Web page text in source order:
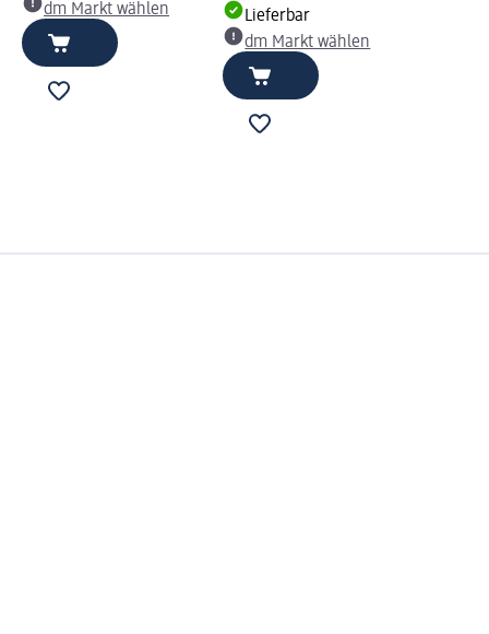
dm Markt wählen
Lieferbar
dm Markt wählen